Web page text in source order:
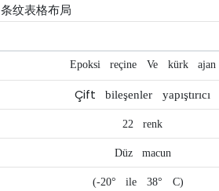
条纹表格布局
Epoksi reçine Ve kürk ajan
Çift bileşenler yapıştırıcı
22 renk
Düz macun
(-20° ile 38° C)